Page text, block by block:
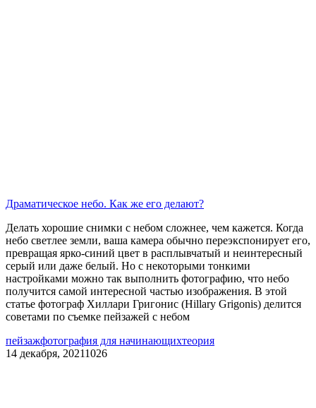
Драматическое небо. Как же его делают?
Делать хорошие снимки с небом сложнее, чем кажется. Когда
небо светлее земли, ваша камера обычно переэкспонирует его,
превращая ярко-синий цвет в расплывчатый и неинтересный
серый или даже белый. Но с некоторыми тонкими
настройками можно так выполнить фотографию, что небо
получится самой интересной частью изображения. В этой
статье фотограф Хиллари Григонис (Hillary Grigonis) делится
советами по съемке пейзажей с небом
пейзажфотография для начинающихтеория
14 декабря, 20211026